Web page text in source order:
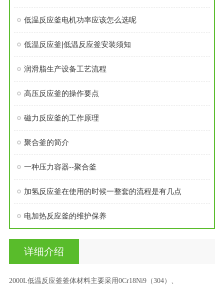
低温反应釜电机功率应该怎么选呢
低温反应釜|低温反应釜安装须知
润滑脂生产设备工艺流程
高压反应釜的操作要点
磁力反应釜的工作原理
聚合釜的简介
一种压力容器--聚合釜
加氢反应釜在使用的时候一整套的流程是有几点
电加热反应釜的维护保养
详细介绍
2000L低温反应釜釜体材料主要采用0Cr18Ni9（304）、